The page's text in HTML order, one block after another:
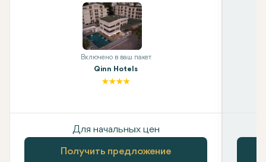
Включено в ваш пакет
Qinn Hotels
Для начальных цен
Получить предложение